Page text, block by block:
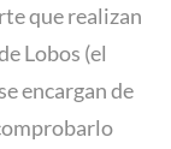
que realizan
Lobos (el
encargan de